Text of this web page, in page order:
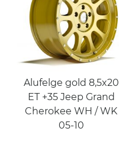
Alufelge gold 8,5x20
ET +35 Jeep Grand
Cherokee WH / WK
05-10